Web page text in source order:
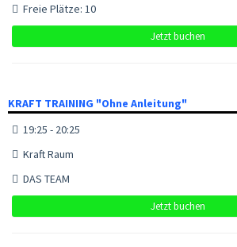
Freie Plätze: 10
Jetzt buchen
KRAFT TRAINING "Ohne Anleitung"
19:25 - 20:25
Kraft Raum
DAS TEAM
Jetzt buchen